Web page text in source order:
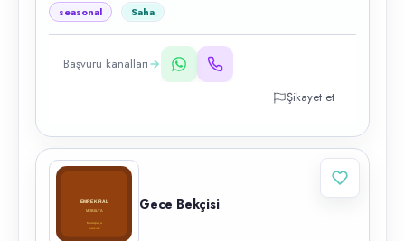
seasonal Saha
Başvuru kanalları
Şikayet et
Gece Bekçisi